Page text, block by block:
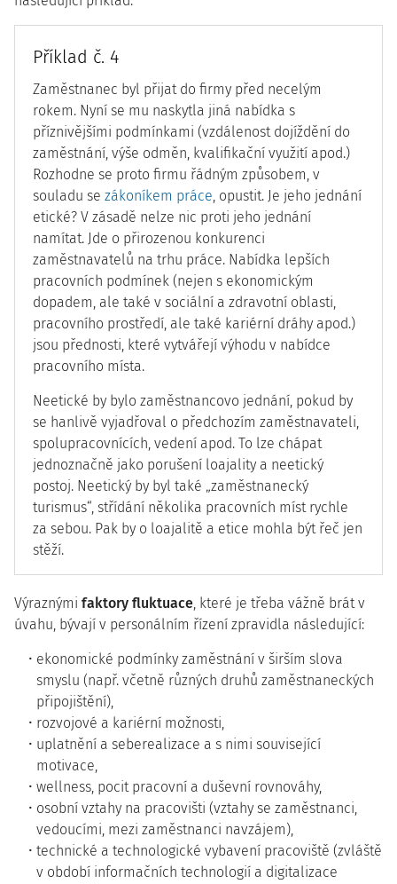
Příklad č. 4
Zaměstnanec byl přijat do firmy před necelým
rokem. Nyní se mu naskytla jiná nabídka s
příznivějšími podmínkami (vzdálenost dojíždění do
zaměstnání, výše odměn, kvalifikační využití apod.)
Rozhodne se proto firmu řádným způsobem, v
souladu se zákoníkem práce, opustit. Je jeho jednání
etické? V zásadě nelze nic proti jeho jednání
namítat. Jde o přirozenou konkurenci
zaměstnavatelů na trhu práce. Nabídka lepších
pracovních podmínek (nejen s ekonomickým
dopadem, ale také v sociální a zdravotní oblasti,
pracovního prostředí, ale také kariérní dráhy apod.)
jsou přednosti, které vytvářejí výhodu v nabídce
pracovního místa.
Neetické by bylo zaměstnancovo jednání, pokud by
se hanlivě vyjadřoval o předchozím zaměstnavateli,
spolupracovnících, vedení apod. To lze chápat
jednoznačně jako porušení loajality a neetický
postoj. Neetický by byl také „zaměstnanecký
turismus“, střídání několika pracovních míst rychle
za sebou. Pak by o loajalitě a etice mohla být řeč jen
stěží.
Výraznými faktory fluktuace, které je třeba vážně brát v
úvahu, bývají v personálním řízení zpravidla následující:
ekonomické podmínky zaměstnání v širším slova
smyslu (např. včetně různých druhů zaměstnaneckých
připojištění),
rozvojové a kariérní možnosti,
uplatnění a seberealizace a s nimi související
motivace,
wellness, pocit pracovní a duševní rovnováhy,
osobní vztahy na pracovišti (vztahy se zaměstnanci,
vedoucími, mezi zaměstnanci navzájem),
technické a technologické vybavení pracoviště (zvláště
v období informačních technologií a digitalizace